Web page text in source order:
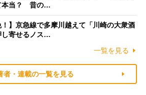
本当？ 昔の…
！】京急線で多摩川越えて「川崎の大衆酒
寄せるノス…
一覧を見る
者・連載の一覧を見る